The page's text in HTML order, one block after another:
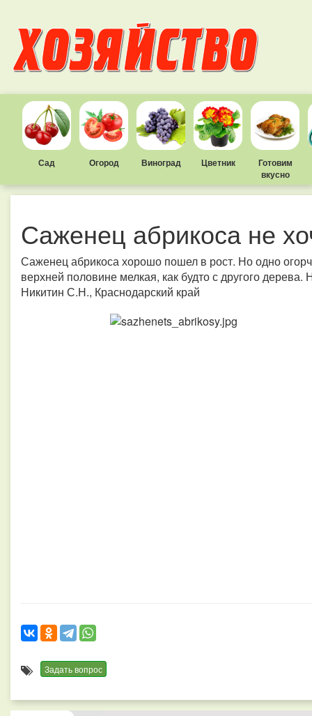
Сад Огород Виноград Цветник
Готовим
вкусно
Саженец абрикоса не
Саженец абрикоса хорошо пошел в рост. Но одно
верхней половине мелкая, как будто с другого дерева.
Никитин С.Н., Краснодарский край
Задать вопрос